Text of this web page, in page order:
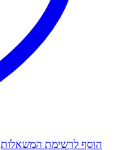
הוסף לרשימת המשאלות